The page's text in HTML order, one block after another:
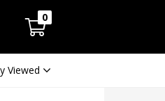
0
Viewed